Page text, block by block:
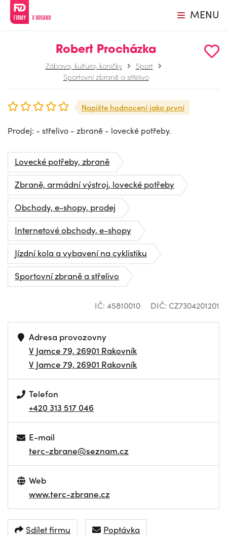
MENU
Robert Procházka
Zábava, kultura, koníčky
Sport
Sportovní zbraně a střelivo
Napište hodnocení jako první
Prodej: - střelivo - zbraně - lovecké potřeby.
Lovecké potřeby, zbraně
Zbraně, armádní výstroj, lovecké potřeby
Obchody, e-shopy, prodej
Internetové obchody, e-shopy
Jízdní kola a vybavení na cyklistiku
Sportovní zbraně a střelivo
IČ: 45810010 DIČ: CZ7304201201
Adresa provozovny
V Jamce 79, 26901 Rakovník
V Jamce 79, 26901 Rakovník
Telefon
+420 313 517 046
E-mail
terc-zbrane@seznam.cz
Web
www.terc-zbrane.cz
Sdílet firmu Poptávka